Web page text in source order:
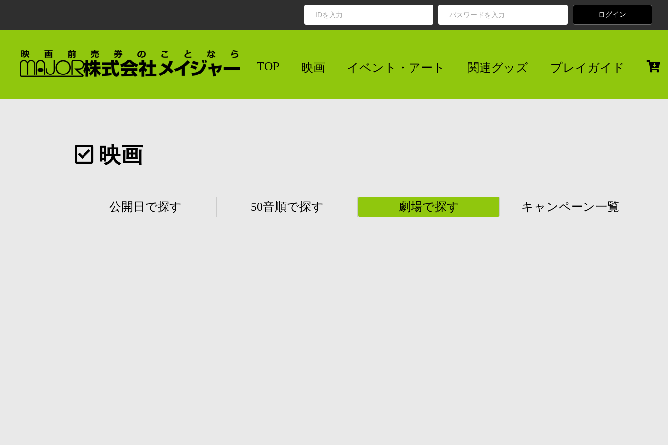
TOP 映画 イベント・アート 関連グッズ プレイガイド
映画
公開日で探す 50音順で探す 劇場で探す キャンペーン一覧